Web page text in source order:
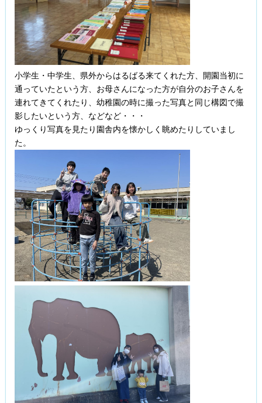
小学生・中学生、県外からはるばる来てくれた方、開園当初に
通っていたという方、お母さんになった方が自分のお子さんを
連れてきてくれたり、幼稚園の時に撮った写真と同じ構図で撮
影したいという方、などなど・・・
ゆっくり写真を見たり園舎内を懐かしく眺めたりしていまし
た。